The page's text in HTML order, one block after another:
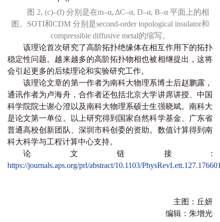
图 2, (c)–(f) 分别是在m–α, ΔC–α, D–α, B–α 平面上的相
图。SOTI和CDM 分别是second-order topological insulator和
compressible diffusive metal的缩写。
该理论首次研究了高阶拓扑绝缘体在相互作用下的拓扑
稳定性问题。越来越多的高阶拓扑物相也被相继提出，这将
会引起更多的后续理论和实验研究工作。
该理论文章的第一作者为南科大物理系博士后赵鹏露，
通讯作者为卢海舟，合作者还包括北京大学讲席讲授、中国
科学院院士谢心澄以及南科大物理系硕士生强晓斌。南科大
是论文第一单位。以上研究得到国家自然科学基金、广东省
普通高校创新团队、深圳市科创委的资助。数值计算得到南
科大科学与工程计算中心支持。
论文链接:
https://journals.aps.org/prl/abstract/10.1103/
主图：丘妍
编辑：朱增光